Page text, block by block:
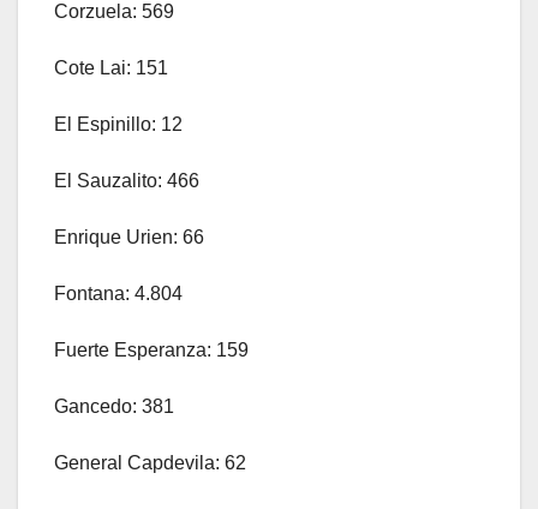
Corzuela: 569
Cote Lai: 151
El Espinillo: 12
El Sauzalito: 466
Enrique Urien: 66
Fontana: 4.804
Fuerte Esperanza: 159
Gancedo: 381
General Capdevila: 62